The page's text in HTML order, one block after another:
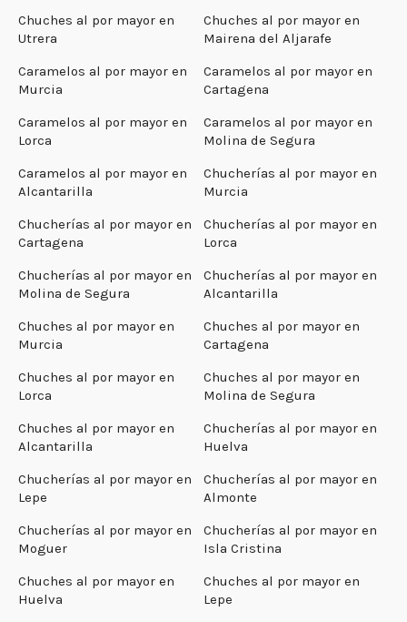
Chuches al por mayor en
Utrera
Chuches al por mayor en
Mairena del Aljarafe
Caramelos al por mayor en
Murcia
Caramelos al por mayor en
Cartagena
Caramelos al por mayor en
Lorca
Caramelos al por mayor en
Molina de Segura
Caramelos al por mayor en
Alcantarilla
Chucherías al por mayor en
Murcia
Chucherías al por mayor en
Cartagena
Chucherías al por mayor en
Lorca
Chucherías al por mayor en
Molina de Segura
Chucherías al por mayor en
Alcantarilla
Chuches al por mayor en
Murcia
Chuches al por mayor en
Cartagena
Chuches al por mayor en
Lorca
Chuches al por mayor en
Molina de Segura
Chuches al por mayor en
Alcantarilla
Chucherías al por mayor en
Huelva
Chucherías al por mayor en
Lepe
Chucherías al por mayor en
Almonte
Chucherías al por mayor en
Moguer
Chucherías al por mayor en
Isla Cristina
Chuches al por mayor en
Huelva
Chuches al por mayor en
Lepe